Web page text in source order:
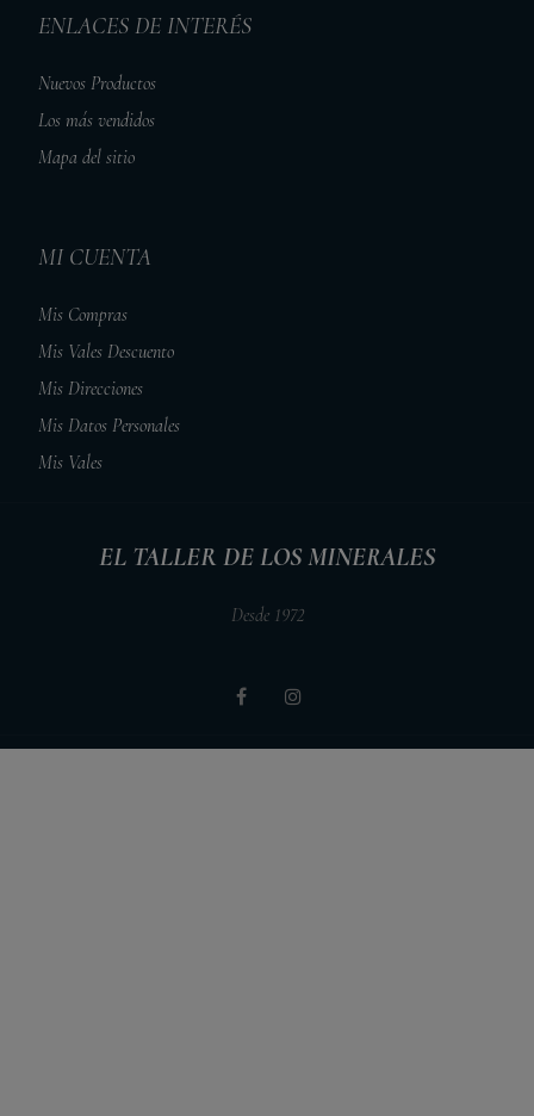
ENLACES DE INTERÉS
Nuevos Productos
Los más vendidos
Mapa del sitio
MI CUENTA
Mis Compras
Mis Vales Descuento
Mis Direcciones
Mis Datos Personales
Mis Vales
EL TALLER DE LOS MINERALES
Desde 1972